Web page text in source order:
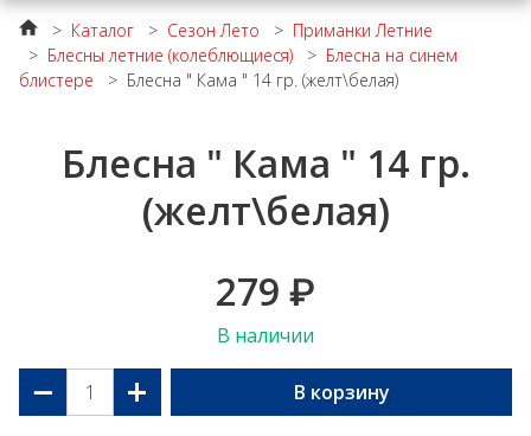
> Каталог > Сезон Лето > Приманки Летние
> Блесны летние (колеблющиеся) > Блесна на синем
блистере
> Блесна " Кама " 14 гр. (желт\белая)
Блесна " Кама " 14 гр.
(желт\белая)
279 ₽
В наличии
− + В корзину